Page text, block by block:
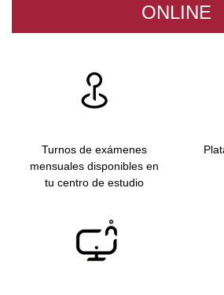
ONLINE
Turnos de exámenes
mensuales disponibles en
tu centro de estudio